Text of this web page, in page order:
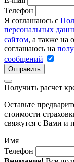
Телефон
Я соглашаюсь с
персональных
сайтом, а также на
соглашаюсь на
сообщений
Отправить
Получить расчет
Оставьте
стоимости
свяжутся с Вами и
Имя
Телефон